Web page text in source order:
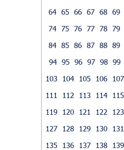
64 65 66 67 68 69
74 75 76 77 78 79
84 85 86 87 88 89
94 95 96 97 98 99
103
104 105 106 107
111
112 113 114 115
119
120 121 122 123
127
128 129 130 131
135
136 137 138 139